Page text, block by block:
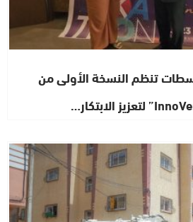
تنظم النسخة الأولى من